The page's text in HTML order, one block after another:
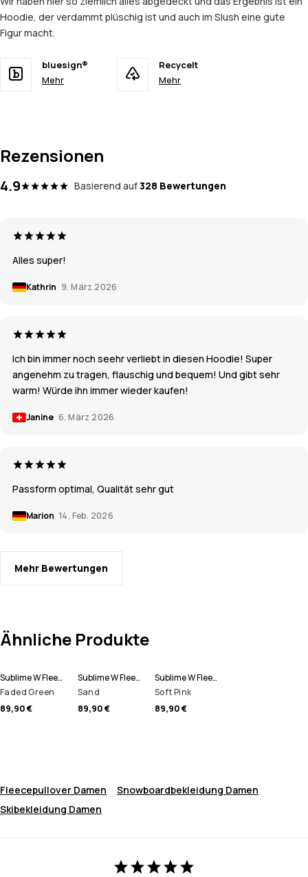
Hoodie, der verdammt plüschig ist und auch im Slush eine gute
Figur macht.
bluesign®
Mehr
Recycelt
Mehr
Rezensionen
4.9 Basierend auf328 Bewertungen
Alles super!
Kathrin 9. März 2026
Ich bin immer noch seehr verliebt in diesen Hoodie! Super
angenehm zu tragen, flauschig und bequem! Und gibt sehr
warm! Würde ihn immer wieder kaufen!
Janine 6. März 2026
Passform optimal, Qualität sehr gut
Marion 14. Feb. 2026
Mehr Bewertungen
Ähnliche Produkte
Sublime W Fleece Hoodie Damen
Faded Green
89,90 €
Sublime W Fleece Hoodie Damen
Sand
89,90 €
Sublime W Fleece Hoodie Damen
Soft Pink
89,90 €
Fleecepullover Damen
Snowboardbekleidung Damen
Skibekleidung Damen